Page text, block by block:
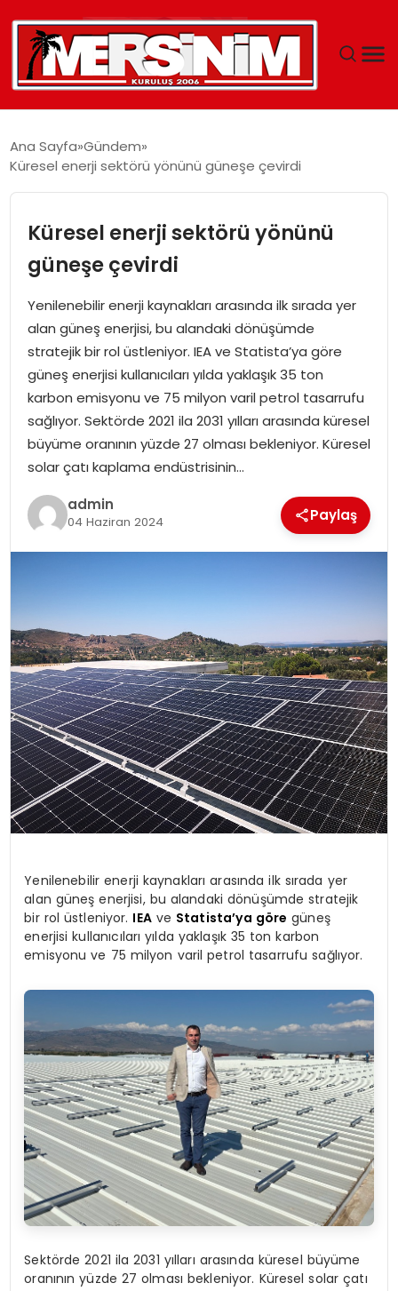
GÜNCEL
SAĞLIK
EĞITIM
SPOR
EKONOMI
MAGAZIN
DÜNYA
Ana Sayfa Gündem
Küresel enerji sektörü yönünü güneşe çevirdi
Küresel enerji sektörü yönünü
güneşe çevirdi
Yenilenebilir enerji kaynakları arasında ilk sırada yer
alan güneş enerjisi, bu alandaki dönüşümde
stratejik bir rol üstleniyor. IEA ve Statista’ya göre
güneş enerjisi kullanıcıları yılda yaklaşık 35 ton
karbon emisyonu ve 75 milyon varil petrol tasarrufu
sağlıyor. Sektörde 2021 ila 2031 yılları arasında küresel
büyüme oranının yüzde 27 olması bekleniyor. Küresel
solar çatı kaplama endüstrisinin…
admin
04 Haziran 2024 Paylaş
Yenilenebilir enerji kaynakları arasında ilk sırada yer
alan güneş enerjisi, bu alandaki dönüşümde stratejik
bir rol üstleniyor. IEAve Statista’ya göre güneş
enerjisi kullanıcıları yılda yaklaşık 35 ton karbon
emisyonu ve 75 milyon varil petrol tasarrufu sağlıyor.
Sektörde 2021 ila 2031 yılları arasında küresel büyüme
oranının yüzde 27 olması bekleniyor. Küresel solar çatı